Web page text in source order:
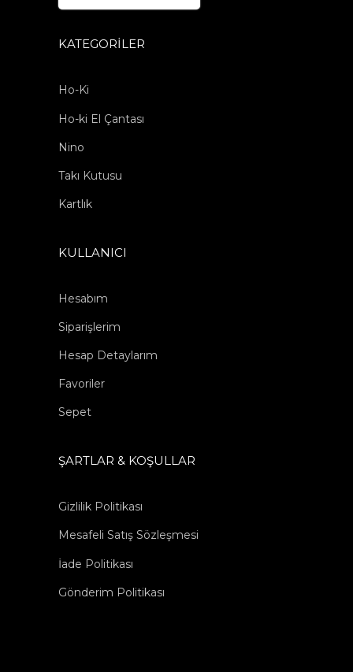
KATEGORILER
Ho-Ki
Ho-ki El Çantası
Nino
Takı Kutusu
Kartlık
KULLANICI
Hesabım
Siparişlerim
Hesap Detaylarım
Favoriler
Sepet
ŞARTLAR & KOŞULLAR
Gizlilik Politikası
Mesafeli Satış Sözleşmesi
İade Politikası
Gönderim Politikası